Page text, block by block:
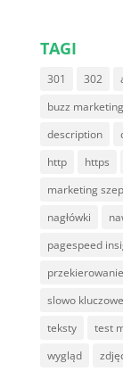
TAGI
301 302
buzz marketing
description
http
https
marketing
nagłówki
pagespeed
przekierowanie
slowo kluczowe
teksty
test
wygląd